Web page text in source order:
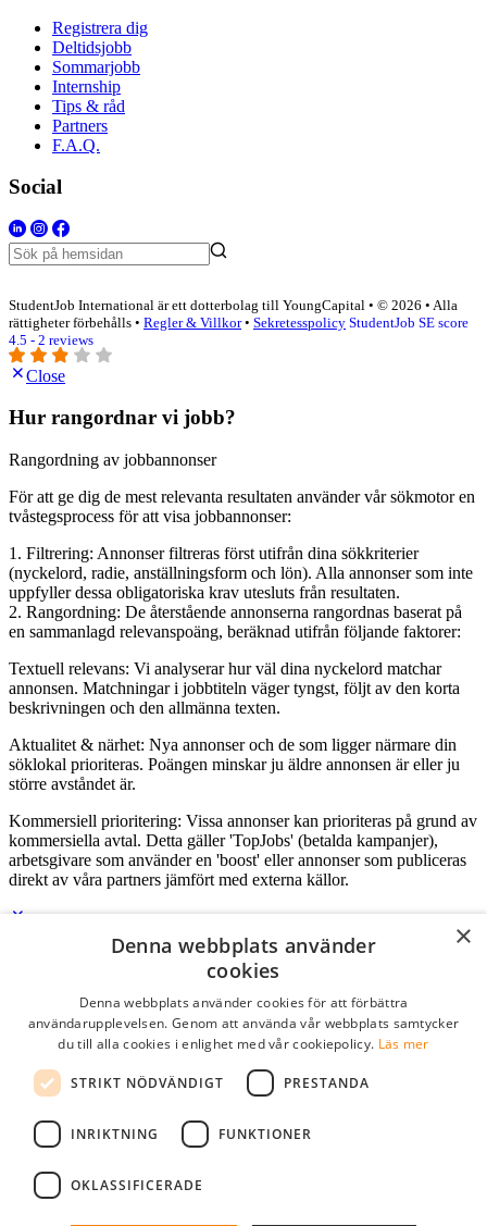
Registrera dig
Deltidsjobb
Sommarjobb
Internship
Tips & råd
Partners
F.A.Q.
Social
StudentJob International är ett dotterbolag till YoungCapital • © 2026 • Alla
rättigheter förbehålls • Regler & Villkor• Sekretesspolicy StudentJob SE score
4.5 - 2 reviews
Close
Hur rangordnar vi jobb?
Rangordning av jobbannonser
För att ge dig de mest relevanta resultaten använder vår sökmotor en
tvåstegsprocess för att visa jobbannonser:
1. Filtrering: Annonser filtreras först utifrån dina sökkriterier
(nyckelord, radie, anställningsform och lön). Alla annonser som inte
uppfyller dessa obligatoriska krav utesluts från resultaten.
2. Rangordning: De återstående annonserna rangordnas baserat på
en sammanlagd relevanspoäng, beräknad utifrån följande faktorer:
Textuell relevans: Vi analyserar hur väl dina nyckelord matchar
annonsen. Matchningar i jobbtiteln väger tyngst, följt av den korta
beskrivningen och den allmänna texten.
Aktualitet & närhet: Nya annonser och de som ligger närmare din
söklokal prioriteras. Poängen minskar ju äldre annonsen är eller ju
större avståndet är.
Kommersiell prioritering: Vissa annonser kan prioriteras på grund av
kommersiella avtal. Detta gäller 'TopJobs' (betalda kampanjer),
arbetsgivare som använder en 'boost' eller annonser som publiceras
direkt av våra partners jämfört med externa källor.
Lösenord
kom ihåg mig
logga in
Kostnadsfri företagsprofil
×
Denna webbplats använder
cookies
Denna webbplats använder cookies för att förbättra
användarupplevelsen. Genom att använda vår webbplats samtycker
du till alla cookies i enlighet med vår cookiepolicy. Läs mer
STRIKT NÖDVÄNDIGT PRESTANDA
INRIKTNING FUNKTIONER
OKLASSIFICERADE